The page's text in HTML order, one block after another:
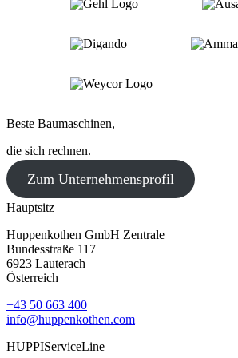
Beste Baumaschinen,
die sich rechnen.
Zum Unternehmensprofil
Hauptsitz
Huppenkothen GmbH Zentrale
Bundesstraße 117
6923 Lauterach
Österreich
+43 50 663 400
info@huppenkothen.com
HUPPIServiceLine